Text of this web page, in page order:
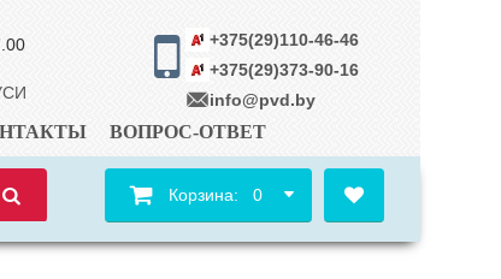
+375(29)110-46-46
+375(29)373-90-16
info@pvd.by
ВОПРОС-ОТВЕТ
Корзина: 0